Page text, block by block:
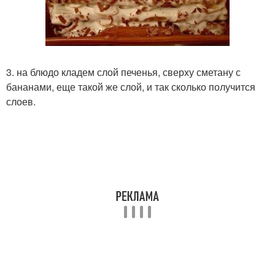
3. на блюдо кладем слой печенья, сверху сметану с
бананами, еще такой же слой, и так сколько получится
слоев.